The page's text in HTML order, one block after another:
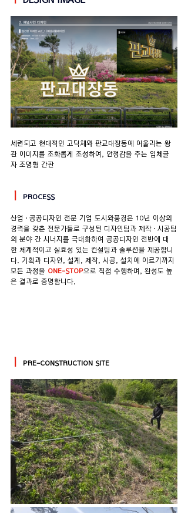
세련되고 현대적인 고딕체와 판교대장동에 어울리는 왕
관 이미지를 조화롭게 조성하여, 안정감을 주는 입체글
자 조명형 간판
PROCESS
산업·공공디자인 전문 기업 도시와풍경은 10년 이상의
경력을 갖춘 전문가들로 구성된 디자인팀과 제작·시공팀
의 분야 간 시너지를 극대화하여 공공디자인 전반에 대
한 체계적이고 실효성 있는 컨설팅과 솔루션을 제공합니
다. 기획과 디자인, 설계, 제작, 시공, 설치에 이르기까지
모든 과정을 ONE-STOP으로 직접 수행하며, 완성도 높
은 결과로 증명합니다.
PRE-CONSTRUCTION SITE